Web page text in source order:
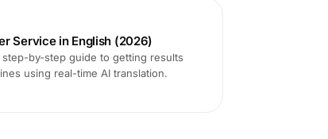
Service in English (2026)
by-step guide to getting results
using real-time AI translation.